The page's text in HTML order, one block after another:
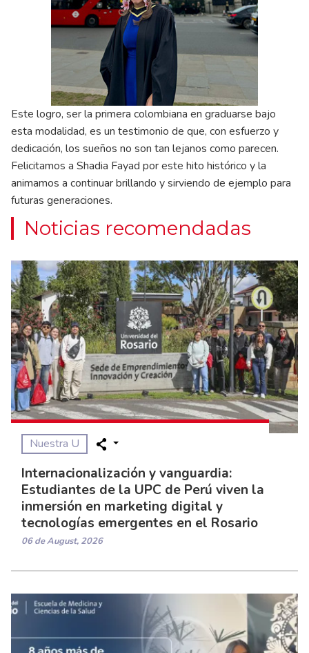
Este logro, ser la primera colombiana en graduarse bajo
esta modalidad, es un testimonio de que, con esfuerzo y
dedicación, los sueños no son tan lejanos como parecen.
Felicitamos a Shadia Fayad por este hito histórico y la
animamos a continuar brillando y sirviendo de ejemplo para
futuras generaciones.
Noticias recomendadas
Nuestra U
Internacionalización y vanguardia:
Estudiantes de la UPC de Perú viven la
inmersión en marketing digital y
tecnologías emergentes en el Rosario
06 de August, 2026